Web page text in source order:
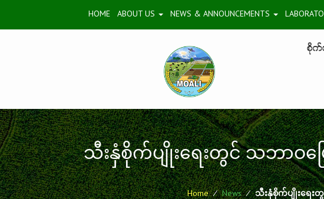
HOME ABOUT US NEWS & ANNOUNCEMENTS
သီးနှံစိုက်ပျိုးရေးတွင် သဘာဝမြ
Home ⁄ News ⁄ သီးနှံစိုက်ပျိုးရေး